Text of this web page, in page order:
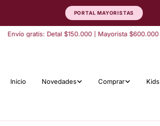
PORTAL MAYORISTAS
Envío gratis: Detal $150.000 | Mayorista $600.000
Inicio Novedades Comprar Kids